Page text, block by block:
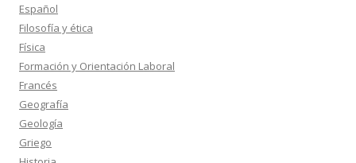
Español
Filosofía y ética
Física
Formación y Orientación Laboral
Francés
Geografía
Geología
Griego